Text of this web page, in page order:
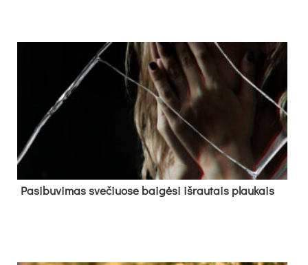
Pa­si­bu­vi­mas sve­čiuo­se bai­gė­si iš­rau­tais plau­kais